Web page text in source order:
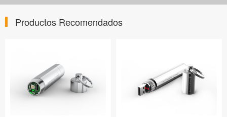
Productos Recomendados